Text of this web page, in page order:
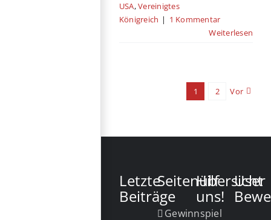
USA,Vereinigtes
Königreich | 1 Kommentar
Weiterlesen
1 2 Vor
Letzte
Beiträge
Seitenübersicht
Gewinnspiel
Hilf
uns!
User